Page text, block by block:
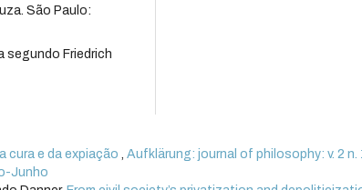
São Paulo:
segundo Friedrich
cura e da expiação ,Aufklärung: journal of philosophy: v. 2 n.
Junho